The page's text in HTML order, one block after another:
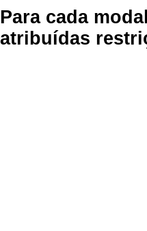
Para cada
atribuídas